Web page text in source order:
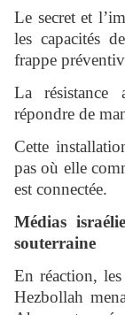
Le secret et
les capacités
frappe
La résistance
répondre de
Cette
pas où elle
est connectée.
Médias
souterraine
En réaction,
Hezbollah